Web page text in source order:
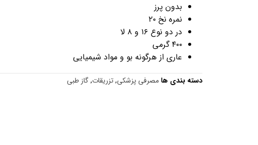
بدون پرز
نمره نخ ۲۰
در دو نوع ۱۶ و ۸ لا
۴۰۰ گرمی
عاری از هرگونه بو و مواد شیمیایی
دسته بندی ها مصرفی پزشکی,تزریقات,گاز طبی